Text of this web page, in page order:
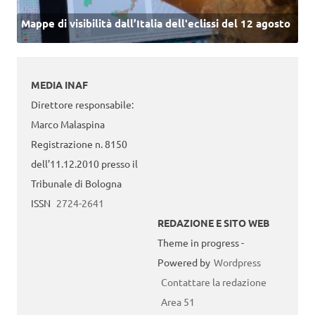
Mappe di visibilità dall’Italia dell'eclissi del 12 agosto
MEDIA INAF
Direttore responsabile:
Marco Malaspina
Registrazione n. 8150
dell’11.12.2010 presso il
Tribunale di Bologna
ISSN 2724-2641
REDAZIONE E SITO WEB
Theme in progress -
Powered by Wordpress
Contattare la redazione
Area 51